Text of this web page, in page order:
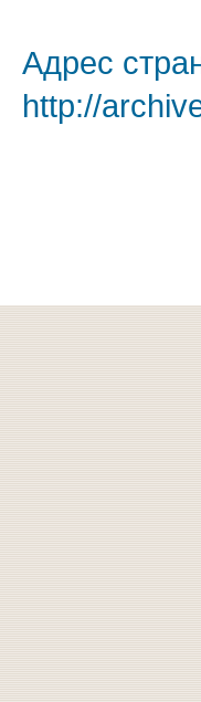
Адрес
http://